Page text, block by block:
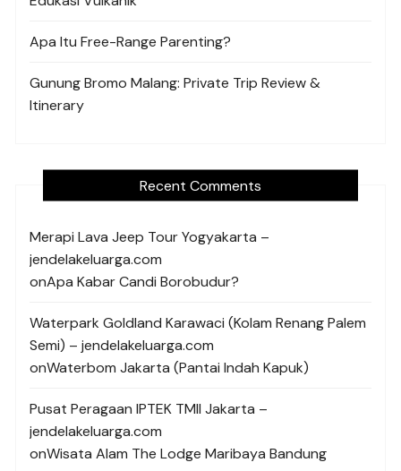
Apa Itu Free-Range Parenting?
Gunung Bromo Malang: Private Trip Review &
Itinerary
Recent Comments
Merapi Lava Jeep Tour Yogyakarta –
jendelakeluarga.com
onApa Kabar Candi Borobudur?
Waterpark Goldland Karawaci (Kolam Renang Palem
Semi) – jendelakeluarga.com
onWaterbom Jakarta (Pantai Indah Kapuk)
Pusat Peragaan IPTEK TMII Jakarta –
jendelakeluarga.com
onWisata Alam The Lodge Maribaya Bandung